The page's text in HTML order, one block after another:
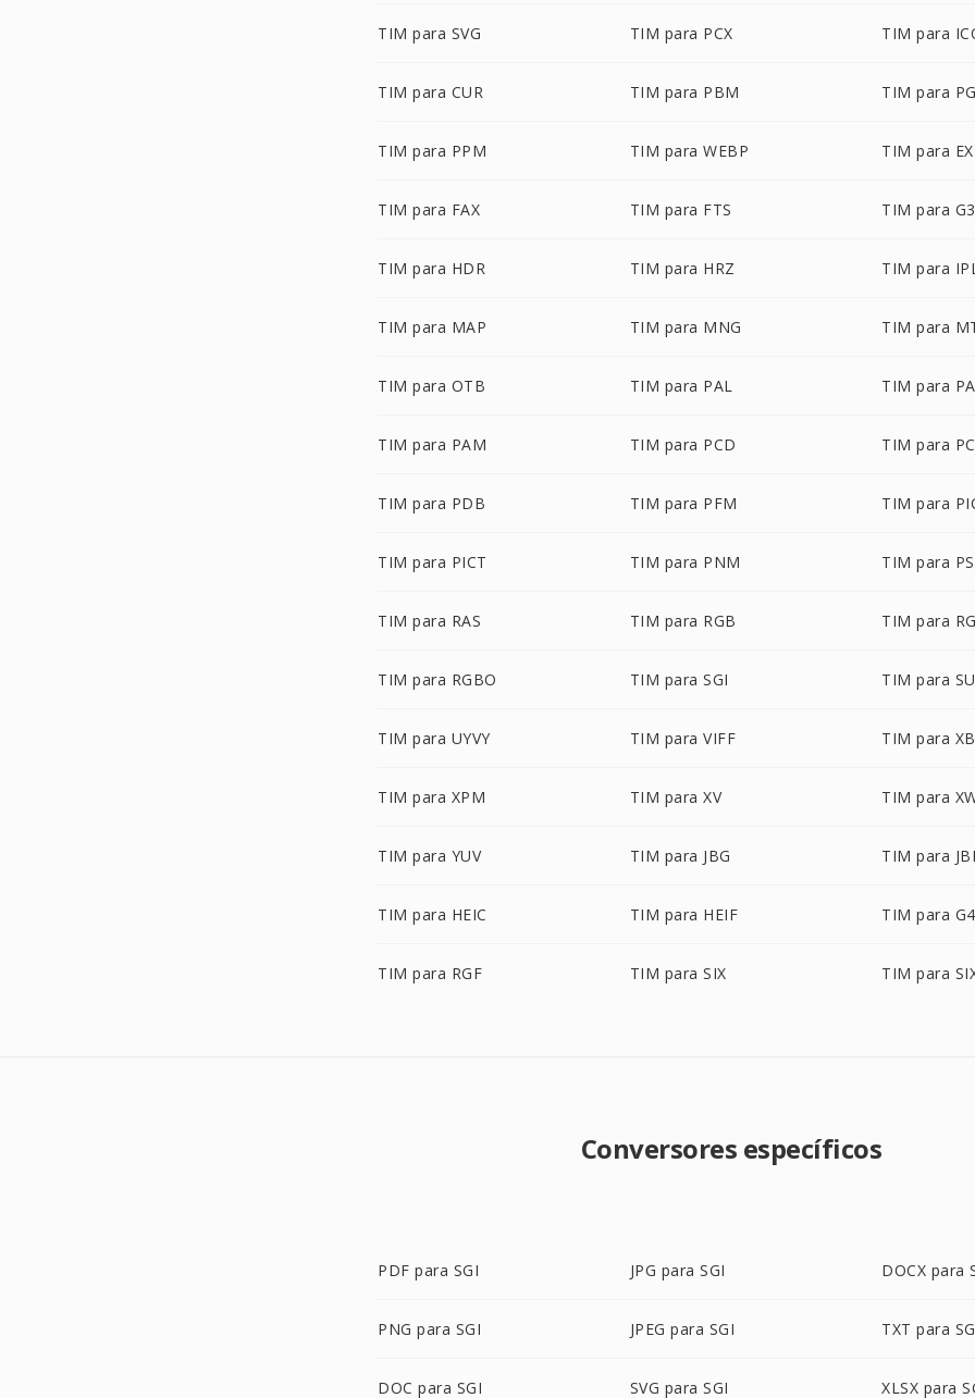
TIM para SVG TIM para PCX TIM para
TIM para CUR TIM para PBM TIM para
TIM para PPM TIM para WEBP TIM para
TIM para FAX TIM para FTS TIM para G3
TIM para HDR TIM para HRZ TIM para
TIM para MAP TIM para MNG TIM para
TIM para OTB TIM para PAL TIM para
TIM para PAM TIM para PCD TIM para
TIM para PDB TIM para PFM TIM para
TIM para PICT TIM para PNM TIM para
TIM para RAS TIM para RGB TIM para
TIM para RGBO TIM para SGI TIM para
TIM para UYVY TIM para VIFF TIM para
TIM para XPM TIM para XV TIM para
TIM para YUV TIM para JBG TIM para
TIM para HEIC TIM para HEIF TIM para G4
TIM para RGF TIM para SIX TIM para
Conversores específicos
PDF para SGI JPG para SGI DOCX para
PNG para SGI JPEG para SGI TXT para
DOC para SGI SVG para SGI XLSX para